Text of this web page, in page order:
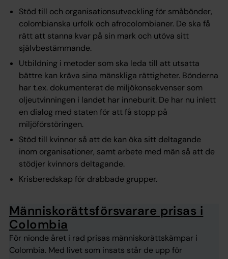
Stöd till och organisationsutveckling för småbönder,
colombianska urfolk och afrocolombianer. De ska få
rätt att stanna kvar på sin mark och utöva sitt
självbestämmande.
Utbildning i metoder som ska leda till att utsatta
bättre kan kräva sina mänskliga rättigheter. Bönderna
har t.ex. dokumenterat de miljökonsekvenser som
oljeutvinningen i landet har inneburit. De har nu inlett
en dialog med staten för att få stopp på
miljöförstöringen.
Stöd till kvinnor så att de kan öka sitt deltagande
inom organisationer, samt arbete med män så att de
stödjer kvinnors deltagande.
Krisberedskap för drabbade grupper.
Människorättsförsvarare prisas i
Colombia
För nionde året i rad prisas människorättskämpar i
Colombia. Med livet som insats står de upp för